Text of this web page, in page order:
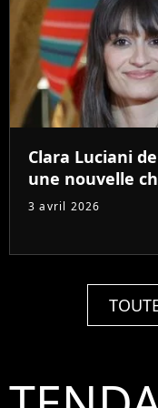
Clara Luciani
une nouvelle
3 avril 2026